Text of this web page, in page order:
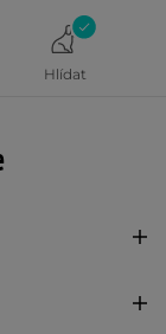
Hlídat